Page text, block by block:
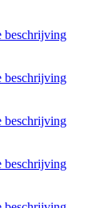
beschrijving
beschrijving
beschrijving
beschrijving